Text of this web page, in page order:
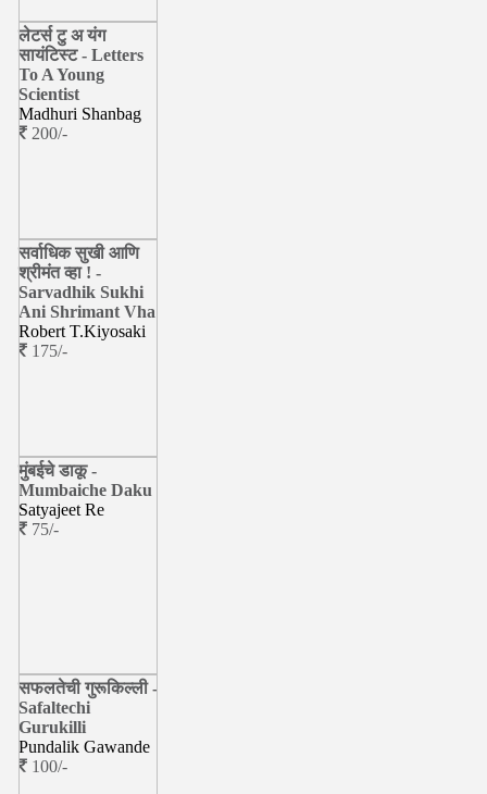
लेटर्स टु अ यंग
सायंटिस्ट - Letters
To A Young
Scientist
Madhuri Shanbag
200/-
सर्वाधिक सुखी आणि
श्रीमंत व्हा ! -
Sarvadhik Sukhi
Ani Shrimant Vha
Robert T.Kiyosaki
175/-
मुंबईचे डाकू -
Mumbaiche Daku
Satyajeet Re
75/-
सफलतेची गुरूकिल्ली -
Safaltechi
Gurukilli
Pundalik Gawande
100/-